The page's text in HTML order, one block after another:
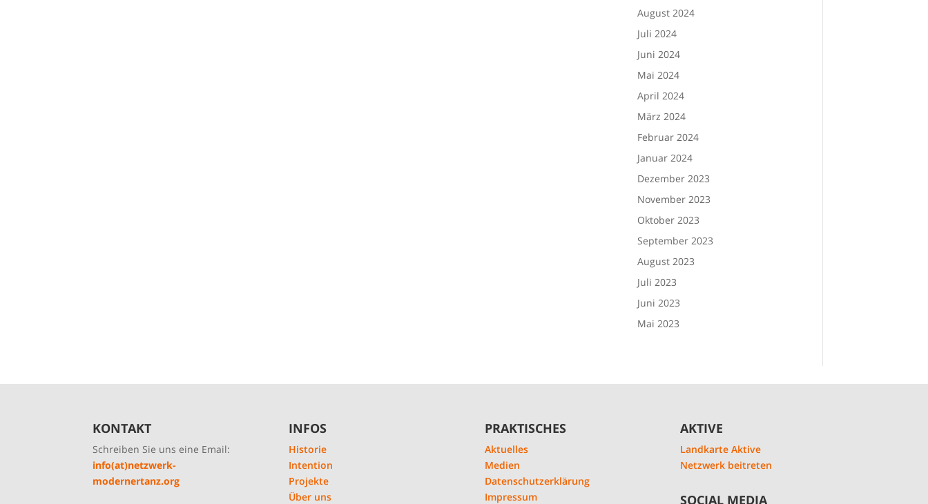
August 2024
Juli 2024
Juni 2024
Mai 2024
April 2024
März 2024
Februar 2024
Januar 2024
Dezember 2023
November 2023
Oktober 2023
September 2023
August 2023
Juli 2023
Juni 2023
Mai 2023
KONTAKT
Schreiben Sie uns eine Email:
info(at)netzwerk-
modernertanz.org
INFOS
Historie
Intention
Projekte
Über uns
PRAKTISCHES
Aktuelles
Medien
Datenschutzerklärung
Impressum
AKTIVE
Landkarte Aktive
Netzwerk beitreten
SOCIAL MEDIA